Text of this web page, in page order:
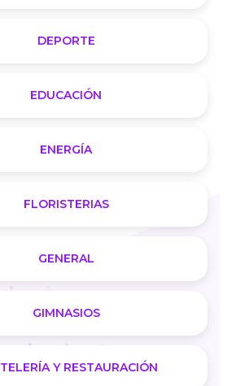
DEPORTE
EDUCACIÓN
ENERGÍA
FLORISTERIAS
GENERAL
GIMNASIOS
Y RESTAURACIÓN